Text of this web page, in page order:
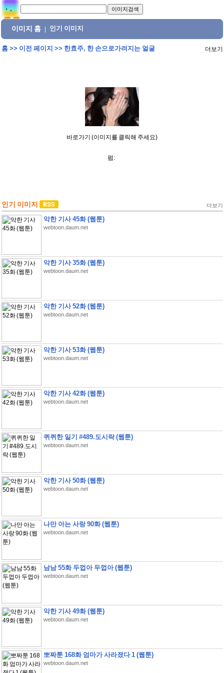
이미지 홈 인기 이미지
홈>> 이전 페이지 >> 한효주, 한 손으로가려지는 얼굴 더보기
바로가기 (이미지를 클릭해 주세요)
펌:
인기 이미지 더보기
악한 기사 45화 (웹툰)
webtoon.daum.net
악한 기사 35화 (웹툰)
webtoon.daum.net
악한 기사 52화 (웹툰)
webtoon.daum.net
악한 기사 53화 (웹툰)
webtoon.daum.net
악한 기사 42화 (웹툰)
webtoon.daum.net
퀴퀴한 일기 #489.도시락 (웹툰)
webtoon.daum.net
악한 기사 50화 (웹툰)
webtoon.daum.net
나만 아는 사랑 90화 (웹툰)
webtoon.daum.net
남남 55화 두껍아 두껍아 (웹툰)
webtoon.daum.net
악한 기사 49화 (웹툰)
webtoon.daum.net
뽀짜툰 168화 엄마가 사라졌다 1 (웹툰)
webtoon.daum.net